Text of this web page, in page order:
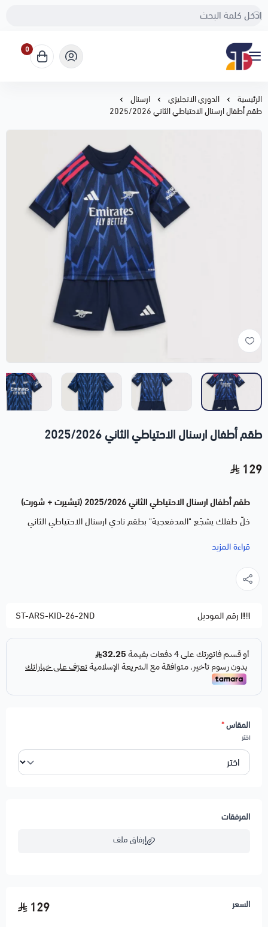
Sport Touch
0
الرئيسية الدوري الانجليزي
ارسنال
طقم أطفال ارسنال الاحتياطي الثاني 2025/2026
طقم أطفال ارسنال الاحتياطي الثاني 2025/2026
129
طقم أطفال ارسنال الاحتياطي الثاني 2025/2026 (تيشيرت + شورت)
خلّ طفلك يشجّع "المدفعجية" بطقم نادي ارسنال الاحتياطي الثاني
للأطفال المكوّن من تيشيرت وشورت، طقم رياضي مريح بتصميم
ألوان ثابتة لا تبهت مع الغسيل المتكرر
متوفر بعدة مقاسات تناسب مختلف الأعمار
مثالي كهدية لعشّاق كرة القدم الصغار
اطلب طقم أطفال ارسنال الاحتياطي الثاني الآن واحصل على توصيل
سريع لجميع مناطق المملكة.
لاختيار خدمة الطباعة
لاختيار خدمة اضافة شعاراضغط هنا
قراءة المزيد
رقم الموديل ST-ARS-KID-26-2ND
المقاس*
اختر
المرفقات
إرفاق ملف
السعر 129